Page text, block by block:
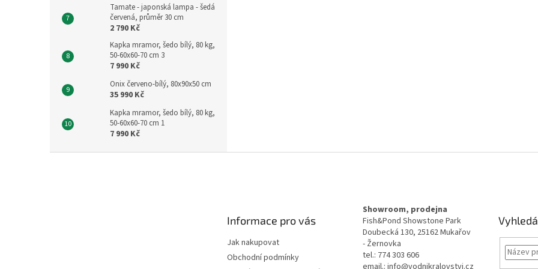
Tamate - japonská lampa - šedá
červená, průměr 30 cm
2 790 Kč
Kapka mramor, šedo bílý, 80 kg,
50-60x60-70 cm 3
7 990 Kč
Onix červeno-bílý, 80x90x50 cm
35 990 Kč
Kapka mramor, šedo bílý, 80 kg,
50-60x60-70 cm 1
7 990 Kč
Informace pro vás
Jak nakupovat
Obchodní podmínky
Showroom, prodejna
Fish&Pond Showstone Park
Doubecká 130, 25162 Mukařov
- Žernovka
tel.: 774 303 606
email.: info@vodnikralovstvi.cz